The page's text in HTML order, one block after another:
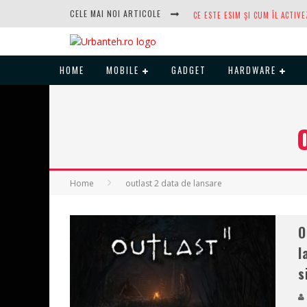
CELE MAI NOI ARTICOLE
HOME MOBILE GADGET HARDWARE
Home outlast 2 data de lansare